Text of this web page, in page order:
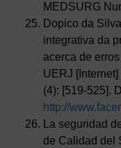
MEDSURG
Dopico da
integrativa da
acerca de
UERJ
(4): [519-525].
http://
La seguridad
de Calidad del